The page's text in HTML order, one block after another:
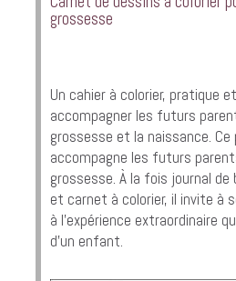
grossesse
Un cahier à colorier, pratique
accompagner les futurs
grossesse et la naissance.
accompagne les futurs
grossesse. À la fois journal de
et carnet à colorier, il invite à
à l’expérience extraordinaire
d’un enfant.